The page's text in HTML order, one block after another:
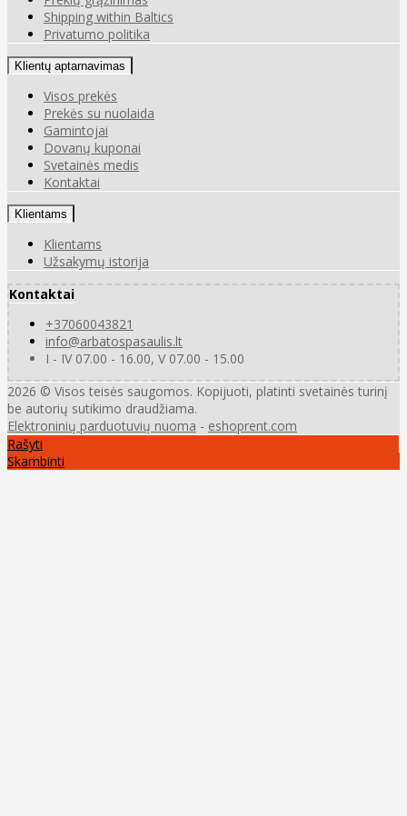
Shipping within Baltics
Privatumo politika
Klientų aptarnavimas
Visos prekės
Prekės su nuolaida
Gamintojai
Dovanų kuponai
Svetainės medis
Kontaktai
Klientams
Klientams
Užsakymų istorija
Kontaktai
+37060043821
info@arbatospasaulis.lt
I - IV 07.00 - 16.00, V 07.00 - 15.00
2026 © Visos teisės saugomos. Kopijuoti, platinti svetainės turinį
be autorių sutikimo draudžiama.
Elektroninių parduotuvių nuoma - eshoprent.com
Rašyti
Skambinti